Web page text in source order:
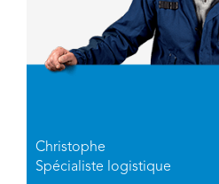
Christophe
Spécialiste logistique